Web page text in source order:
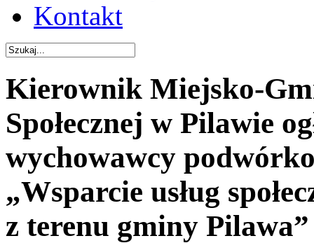
Kontakt
Kierownik Miejsko-
Społecznej w Pilawie
wychowawcy
„Wsparcie usług
z terenu gminy Pilawa”